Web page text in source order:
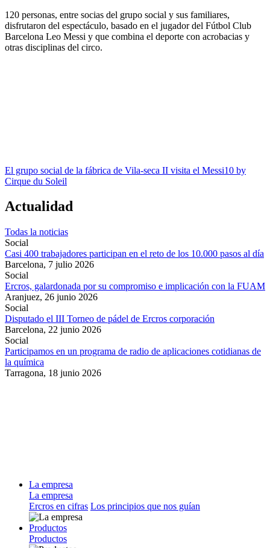
120 personas, entre socias del grupo social y sus familiares,
disfrutaron del espectáculo, basado en el jugador del Fútbol Club
Barcelona Leo Messi y que combina el deporte con acrobacias y
otras disciplinas del circo.
El grupo social de la fábrica de Vila-seca II visita el Messi10 by
Cirque du Soleil
Actualidad
Todas la noticias
Social
Casi 400 trabajadores participan en el reto de los 10.000 pasos al día
Barcelona, 7 julio 2026
Social
Ercros, galardonada por su compromiso e implicación con la FUAM
Aranjuez, 26 junio 2026
Social
Disputado el III Torneo de pádel de Ercros corporación
Barcelona, 22 junio 2026
Social
Participamos en un programa de radio de aplicaciones cotidianas de
la química
Tarragona, 18 junio 2026
La empresa
La empresa
Ercros en cifras Los principios que nos guían
Productos
Productos